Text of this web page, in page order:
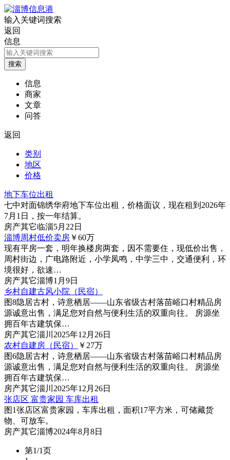
输入关键词搜索
返回
信息
信息
商家
文章
问答
返回
类别
地区
价格
地下车位出租
七中对面锦绣华府地下车位出租，价格面议，现在租到2026年
7月1日，按一年结算。
房产其它临淄5月22日
淄博周村低价卖房 ￥60万
现有平房一套，明年换楼房两套，因不需要住，现低价出售，
周村街边，广电路附近，小学凤鸣，中学三中，交通便利，环
境很好，欲速…
房产其它淄博1月9日
乡村自建古风小院（民宿）
图8隐居古村，诗意栖居——山东省级古村落苗峪口村精品房
源诚意出售，满足您对自然与便利生活的双重向往。 房源坐
拥百年古建筑保…
房产其它淄川 2025年12月26日
农村自建房（民宿）
￥27万
图6隐居古村，诗意栖居——山东省级古村落苗峪口村精品房
源诚意出售，满足您对自然与便利生活的双重向往。 房源坐
拥百年古建筑保…
房产其它淄川 2025年12月26日
张店区 富贵家园 车库出租
图1张店区富贵家园，车库出租，面积17平方米，可储藏货
物、可放车。
房产其它淄博2024年8月8日
第1/1页